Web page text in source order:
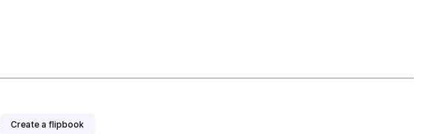
Create a flipbook